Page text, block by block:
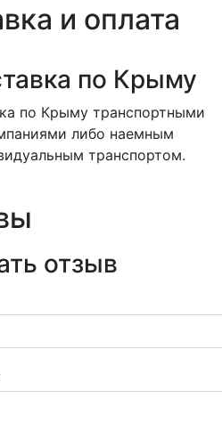
и оплата
по Крыму
по Крыму транспортными
либо наемным
транспортом.
отзыв